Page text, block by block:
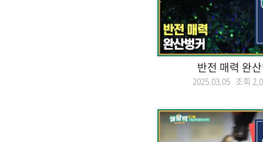
반전 매력 완
2025.03.05 조회